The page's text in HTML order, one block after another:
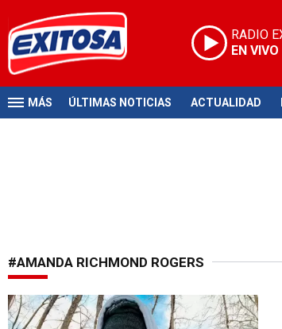
RADIO
EN VIVO
MÁS ÚLTIMAS NOTICIAS ACTUALIDAD
#AMANDA RICHMOND ROGERS
Caso en EE. UU.